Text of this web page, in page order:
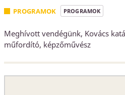
PROGRAMOK PROGRAMOK
Meghívott vendégünk, Kovács
műfordító, képzőművész